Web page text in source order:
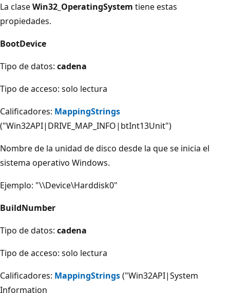
La claseWin32_OperatingSystem tiene estas
propiedades.
BootDevice
Tipo de datos: cadena
Tipo de acceso: solo lectura
Calificadores: MappingStrings
("Win32API|DRIVE_MAP_INFO|btInt13Unit")
Nombre de la unidad de disco desde la que se inicia el
sistema operativo Windows.
Ejemplo: "\\Device\Harddisk0"
BuildNumber
Tipo de datos: cadena
Tipo de acceso: solo lectura
Calificadores: MappingStrings("Win32API|System
Information